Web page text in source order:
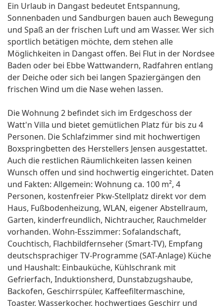
Ein Urlaub in Dangast bedeutet Entspannung,
Sonnenbaden und Sandburgen bauen auch Bewegung
und Spaß an der frischen Luft und am Wasser. Wer sich
sportlich betätigen möchte, dem stehen alle
Möglichkeiten in Dangast offen. Bei Flut in der Nordsee
Baden oder bei Ebbe Wattwandern, Radfahren entlang
der Deiche oder sich bei langen Spaziergängen den
frischen Wind um die Nase wehen lassen.
Die Wohnung 2 befindet sich im Erdgeschoss der
Watt'n Villa und bietet gemütlichen Platz für bis zu 4
Personen. Die Schlafzimmer sind mit hochwertigen
Boxspringbetten des Herstellers Jensen ausgestattet.
Auch die restlichen Räumlichkeiten lassen keinen
Wunsch offen und sind hochwertig eingerichtet. Daten
und Fakten: Allgemein: Wohnung ca. 100 m², 4
Personen, kostenfreier Pkw-Stellplatz direkt vor dem
Haus, Fußbodenheizung, WLAN, eigener Abstellraum,
Garten, kinderfreundlich, Nichtraucher, Rauchmelder
vorhanden. Wohn-Esszimmer: Sofalandschaft,
Couchtisch, Flachbildfernseher (Smart-TV), Empfang
deutschsprachiger TV-Programme (SAT-Anlage) Küche
und Haushalt: Einbauküche, Kühlschrank mit
Gefrierfach, Induktionsherd, Dunstabzugshaube,
Backofen, Geschirrspüler, Kaffeefiltermaschine,
Toaster, Wasserkocher, hochwertiges Geschirr und